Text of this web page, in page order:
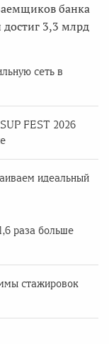
банка
3,3 млрд
сеть в
FEST 2026
идеальный
раза больше
стажировок